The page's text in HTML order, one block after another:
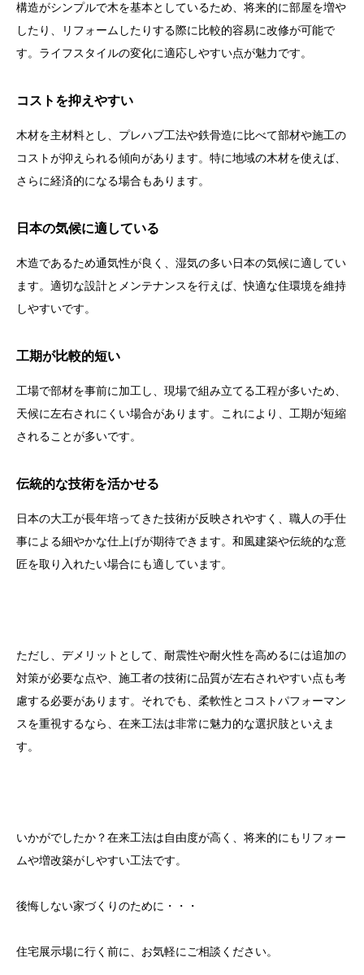
構造がシンプルで木を基本としているため、将来的に部屋を増や
したり、リフォームしたりする際に比較的容易に改修が可能で
す。ライフスタイルの変化に適応しやすい点が魅力です。
コストを抑えやすい
木材を主材料とし、プレハブ工法や鉄骨造に比べて部材や施工の
コストが抑えられる傾向があります。特に地域の木材を使えば、
さらに経済的になる場合もあります。
日本の気候に適している
木造であるため通気性が良く、湿気の多い日本の気候に適してい
ます。適切な設計とメンテナンスを行えば、快適な住環境を維持
しやすいです。
工期が比較的短い
工場で部材を事前に加工し、現場で組み立てる工程が多いため、
天候に左右されにくい場合があります。これにより、工期が短縮
されることが多いです。
伝統的な技術を活かせる
日本の大工が長年培ってきた技術が反映されやすく、職人の手仕
事による細やかな仕上げが期待できます。和風建築や伝統的な意
匠を取り入れたい場合にも適しています。
ただし、デメリットとして、耐震性や耐火性を高めるには追加の
対策が必要な点や、施工者の技術に品質が左右されやすい点も考
慮する必要があります。それでも、柔軟性とコストパフォーマン
スを重視するなら、在来工法は非常に魅力的な選択肢といえま
す。
いかがでしたか？在来工法は自由度が高く、将来的にもリフォー
ムや増改築がしやすい工法です。
後悔しない家づくりのために・・・
住宅展示場に行く前に、お気軽にご相談ください。